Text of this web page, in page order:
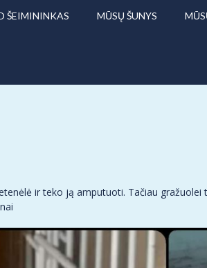
ŠEIMININKAS MŪSŲ ŠUNYS
ir teko ją amputuoti. Tačiau